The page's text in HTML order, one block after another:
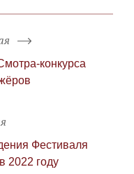
Фестиваля
2022 году
конкурса